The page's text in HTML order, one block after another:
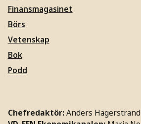
Finansmagasinet
Börs
Vetenskap
Bok
Podd
Chefredaktör:Anders Hägerstrand